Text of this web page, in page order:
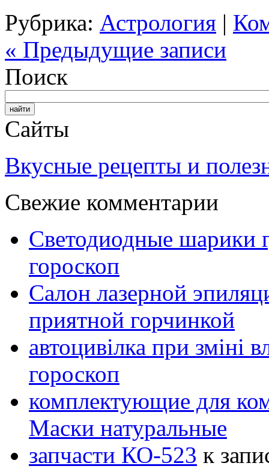
Рубрика: Астрология |
« Предыдущие записи
Поиск
Сайты
Вкусные рецепты и
Свежие комментарии
Светодиодные шарики
гороскоп
Салон лазерной
приятной горчинкой
автоцивілка при зміні
гороскоп
комплектующие для
Маски натуральные
запчасти КО-523 к